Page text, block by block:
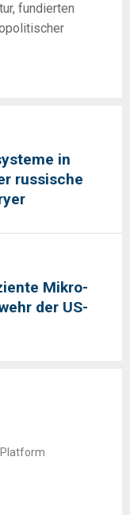
fundierten
in
russische
Mikro-
der US-
Platform